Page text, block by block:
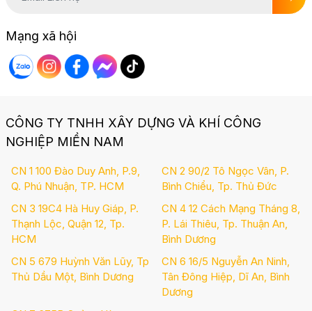
Mạng xã hội
CÔNG TY TNHH XÂY DỰNG VÀ KHÍ CÔNG
NGHIỆP MIỀN NAM
CN 1 100 Đào Duy Anh, P.9,
Q. Phú Nhuận, TP. HCM
CN 2 90/2 Tô Ngọc Vân, P.
Bình Chiểu, Tp. Thủ Đức
CN 3 19C4 Hà Huy Giáp, P.
Thạnh Lộc, Quận 12, Tp.
HCM
CN 4 12 Cách Mạng Tháng 8,
P. Lái Thiêu, Tp. Thuận An,
Bình Dương
CN 5 679 Huỳnh Văn Lũy, Tp
Thủ Dầu Một, Bình Dương
CN 6 16/5 Nguyễn An Ninh,
Tân Đông Hiệp, Dĩ An, Bình
Dương